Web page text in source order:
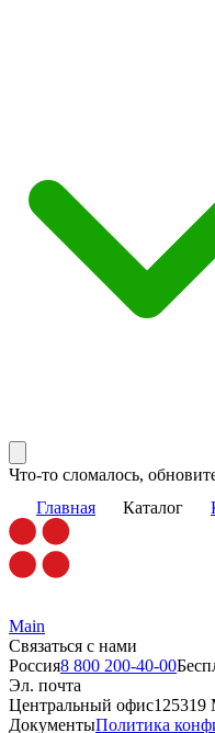
Что-то сломалось,
Главная Каталог
Main
Связаться с нами
Россия8 800 200-40-00
Эл. почта
Центральный офис125319
ДокументыПолитика